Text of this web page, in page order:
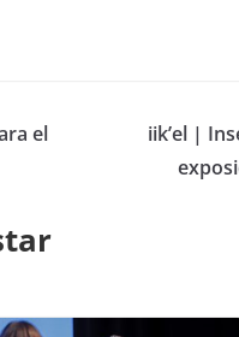
el
iik’el |